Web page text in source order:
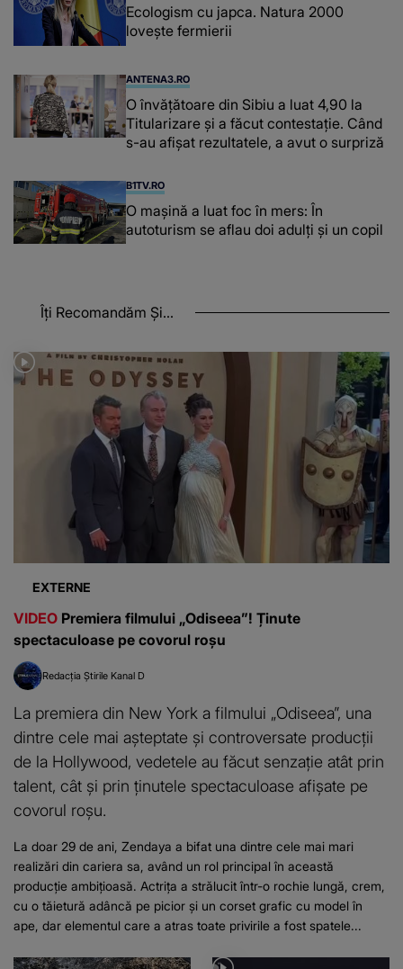
Ecologism cu japca. Natura 2000
lovește fermierii
ANTENA3.RO
O învățătoare din Sibiu a luat 4,90 la
Titularizare și a făcut contestație. Când
s-au afișat rezultatele, a avut o surpriză
B1TV.RO
O maşină a luat foc în mers: În
autoturism se aflau doi adulți și un copil
Îți Recomandăm Și...
EXTERNE
VIDEO Premiera filmului „Odiseea”! Ținute
spectaculoase pe covorul roșu
Redacția Știrile Kanal D
La premiera din New York a filmului „Odiseea”, una
dintre cele mai așteptate și controversate producții
de la Hollywood, vedetele au făcut senzație atât prin
talent, cât și prin ținutele spectaculoase afișate pe
covorul roșu.
La doar 29 de ani, Zendaya a bifat una dintre cele mai mari
realizări din cariera sa, având un rol principal în această
producție ambițioasă. Actrița a strălucit într-o rochie lungă, crem,
cu o tăietură adâncă pe picior și un corset grafic cu model în
ape, dar elementul care a atras toate privirile a fost spatele...